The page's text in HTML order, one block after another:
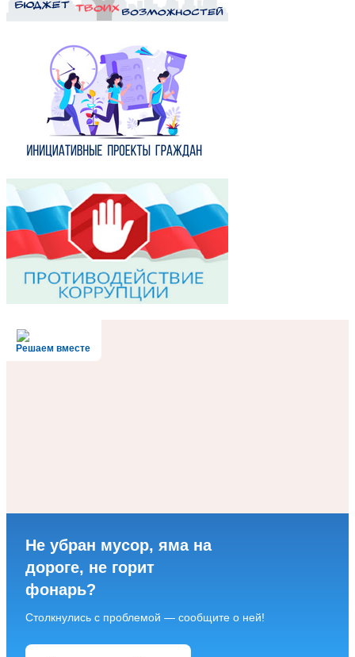
Решаем вместе
Не убран мусор, яма на
дороге, не горит
фонарь?
Столкнулись с проблемой — сообщите о ней!